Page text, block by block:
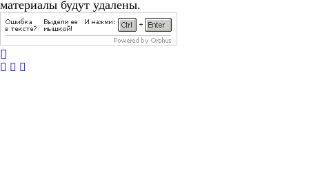
материалы будут удалены.